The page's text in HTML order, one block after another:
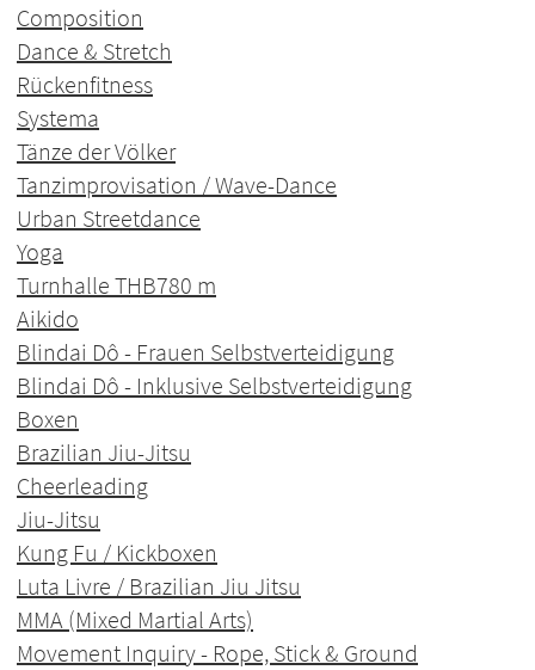
Composition
Dance & Stretch
Rückenfitness
Systema
Tänze der Völker
Tanzimprovisation / Wave-Dance
Urban Streetdance
Yoga
Turnhalle THB780 m
Aikido
Blindai Dô - Frauen Selbstverteidigung
Blindai Dô - Inklusive Selbstverteidigung
Boxen
Brazilian Jiu-Jitsu
Cheerleading
Jiu-Jitsu
Kung Fu / Kickboxen
Luta Livre / Brazilian Jiu Jitsu
MMA (Mixed Martial Arts)
Movement Inquiry - Rope, Stick & Ground